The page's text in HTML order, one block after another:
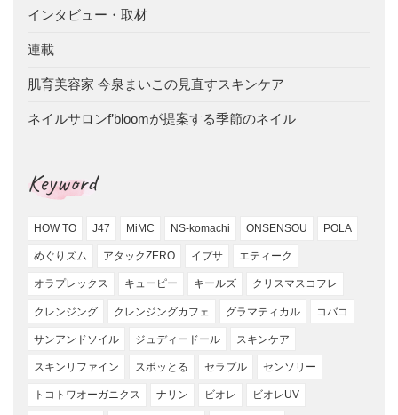
インタビュー・取材
連載
肌育美容家 今泉まいこの見直すスキンケア
ネイルサロンf’bloomが提案する季節のネイル
Keyword
HOW TO J47 MiMC NS-komachi ONSENSOU POLA
めぐりズム アタックZERO イプサ エティーク
オラプレックス キューピー キールズ クリスマスコフレ
クレンジング クレンジングカフェ グラマティカル コバコ
サンアンドソイル ジュディードール スキンケア
スキンリファイン スポッとる セラプル センソリー
トコトワオーガニクス ナリン ビオレ ビオレUV